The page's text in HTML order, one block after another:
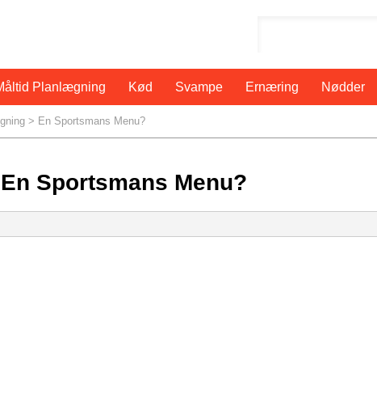
Planlægning Kød Svampe Ernæring Nødder
> En Sportsmans Menu?
En Sportsmans Menu?